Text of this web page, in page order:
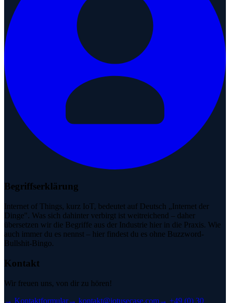
Begriffserklärung
Internet of Things, kurz IoT, bedeutet auf Deutsch „Internet der
Dinge". Was sich dahinter verbirgt ist weitreichend – daher
übersetzen wir die Begriffe aus der Industrie hier in die Praxis. Wie
auch immer du es nennst – hier findest du es ohne Buzzword-
Bullshit-Bingo.
Kontakt
Wir freuen uns, von dir zu hören!
→ Kontaktformular→ kontakt@iotusecase.com→ +49 (0) 30